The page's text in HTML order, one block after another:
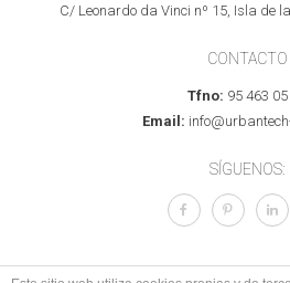
C/ Leonardo da Vinci nº 15, Isla de
CONTACTO
Tfno: 95 463
Email:
SÍGUENOS: